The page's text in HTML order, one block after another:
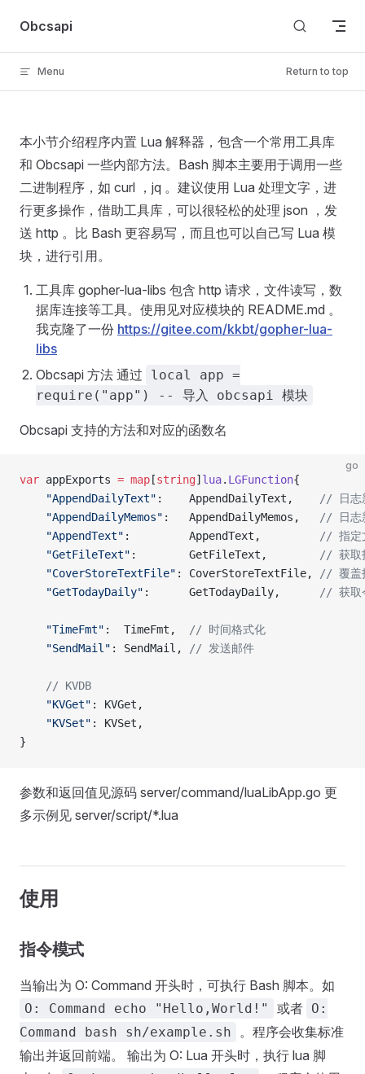
Skip to content
Obcsapi
Menu Return to top
本小节介绍程序内置 Lua 解释器，包含一个常用工具库
和 Obcsapi 一些内部方法。Bash 脚本主要用于调用一些
二进制程序，如 curl ，jq 。建议使用 Lua 处理文字，进
行更多操作，借助工具库，可以很轻松的处理 json ，发
送 http 。比 Bash 更容易写，而且也可以自己写 Lua 模
块，进行引用。
工具库 gopher-lua-libs 包含 http 请求，文件读写，数
据库连接等工具。使用见对应模块的 README.md 。
我克隆了一份 https://gitee.com/kkbt/gopher-lua-
libs
Obcsapi 方法 通过
local app =
require("app") -- 导入 obcsapi 模块
Obcsapi 支持的方法和对应的函数名
go
var appExports = map [string] lua. LGFunction{
	"AppendDailyText"
:    AppendDailyText,
// 日志
	"AppendDailyMemos"
:   AppendDailyMemos,
// 日志
	"AppendText"
:         AppendText,
// 指定
	"GetFileText"
:        GetFileText,
// 获取
	"CoverStoreTextFile"
: CoverStoreTextFile,
// 覆盖
	"GetTodayDaily"
:      GetTodayDaily, // 获取
	"TimeFmt"
:  TimeFmt,
// 时间格式化
	"SendMail"
: SendMail, // 发送邮件
	// KVDB
	"KVGet"
: KVGet,
	"KVSet"
: KVSet,
}
参数和返回值见源码 server/command/luaLibApp.go 更
多示例见 server/script/*.lua
使用
指令模式
当输出为 O: Command 开头时，可执行 Bash 脚本。如
O: Command echo "Hello,World!" 或者 O:
Command bash sh/example.sh
。程序会收集标准
输出并返回前端。 输出为 O: Lua 开头时，执行 lua 脚